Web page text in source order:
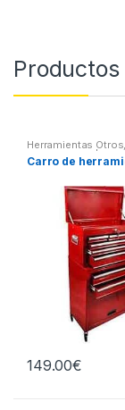
Herramientas Otros,
Herramientas |
Carro de
149.00€